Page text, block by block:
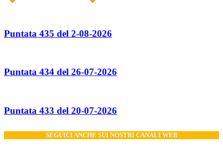
Puntata 435 del 2-08-2026
Puntata 434 del 26-07-2026
Puntata 433 del 20-07-2026
SEGUICI ANCHE SUI NOSTRI CANALI WEB